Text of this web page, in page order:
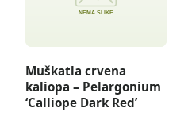
Muškatla crvena
kaliopa – Pelargonium
‘Calliope Dark Red’
varijanti.
mogu
biti